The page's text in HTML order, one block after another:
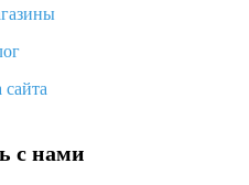
денег
сайта
с нами